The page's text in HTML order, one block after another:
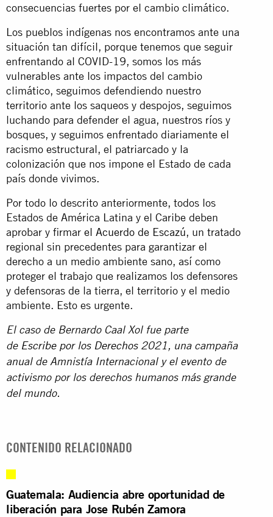
consecuencias fuertes por el cambio climático.
Los pueblos indígenas nos encontramos ante una
situación tan difícil, porque tenemos que seguir
enfrentando al COVID-19, somos los más
vulnerables ante los impactos del cambio
climático, seguimos defendiendo nuestro
territorio ante los saqueos y despojos, seguimos
luchando para defender el agua, nuestros ríos y
bosques, y seguimos enfrentado diariamente el
racismo estructural, el patriarcado y la
colonización que nos impone el Estado de cada
país donde vivimos.
Por todo lo descrito anteriormente, todos los
Estados de América Latina y el Caribe deben
aprobar y firmar el Acuerdo de Escazú, un tratado
regional sin precedentes para garantizar el
derecho a un medio ambiente sano, así como
proteger el trabajo que realizamos los defensores
y defensoras de la tierra, el territorio y el medio
ambiente. Esto es urgente.
El caso de Bernardo Caal Xol fue parte
de Escribe por los Derechos2021, una campaña
anual de Amnistía Internacional y el evento de
activismo por los derechos humanos más grande
del mundo.
CONTENIDO RELACIONADO
Guatemala: Audiencia abre oportunidad de
liberación para Jose Rubén Zamora